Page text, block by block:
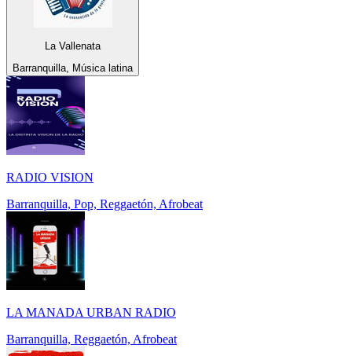
La Vallenata
Barranquilla, Música latina
RADIO VISION
Barranquilla, Pop, Reggaetón, Afrobeat
LA MANADA URBAN RADIO
Barranquilla, Reggaetón, Afrobeat